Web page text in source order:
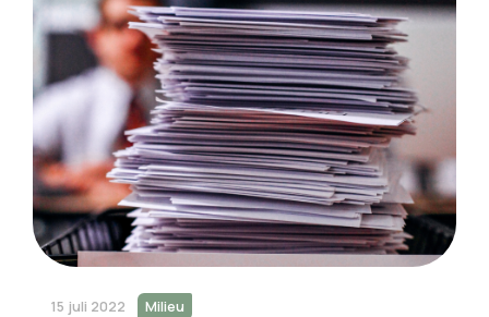
15 juli 2022 Milieu